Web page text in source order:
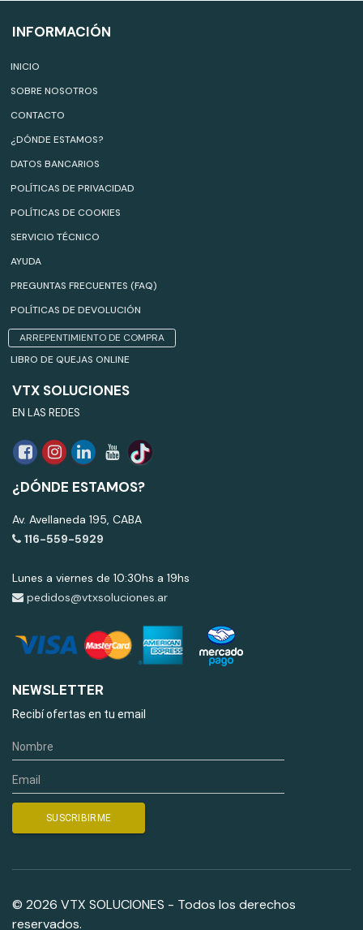
INFORMACIÓN
INICIO
SOBRE NOSOTROS
CONTACTO
¿DÓNDE ESTAMOS?
DATOS BANCARIOS
POLÍTICAS DE PRIVACIDAD
POLÍTICAS DE COOKIES
SERVICIO TÉCNICO
AYUDA
PREGUNTAS FRECUENTES (FAQ)
POLÍTICAS DE DEVOLUCIÓN
ARREPENTIMIENTO DE COMPRA
LIBRO DE QUEJAS ONLINE
VTX SOLUCIONES
EN LAS REDES
¿DÓNDE ESTAMOS?
Av. Avellaneda 195, CABA
116-559-5929
Lunes a viernes de 10:30hs a 19hs
pedidos@vtxsoluciones.ar
NEWSLETTER
Recibí ofertas en tu email
© 2026 VTX SOLUCIONES - Todos los derechos
reservados.